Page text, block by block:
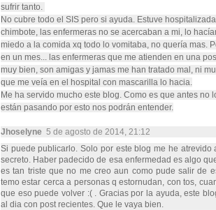
sufrir tanto.
No cubre todo el SIS pero si ayuda. Estuve
chimbote, las enfermeras no se acercaban a mi, lo
miedo a la comida xq todo lo vomitaba, no quería mas.
en un mes... las enfermeras que me atienden en una
muy bien, son amigas y jamas me han tratado mal, ni
que me veía en el hospital con mascarilla lo hacia.
Me ha servido mucho este blog. Como es que antes no
están pasando por esto nos podrán entender.
Jhoselyne 5 de agosto de 2014, 21:12
Si puede publicarlo. Solo por este blog me he
secreto. Haber padecido de esa enfermedad es algo
es tan triste que no me creo aun como pude salir de
temo estar cerca a personas q estornudan, con tos,
que eso puede volver :( . Gracias por la ayuda, este
al dia con post recientes. Que le vaya bien.